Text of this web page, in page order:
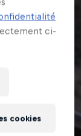
ci-
cookies